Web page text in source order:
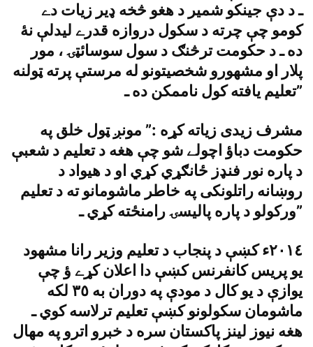
ـ د دې جينکو شمير د هغو څخه ډير زيات دے
کومو چې چرته د سکول دروازه قدرے ليدلې نۀ
ده ـ د حکومت ترڅنګ د سول سوسائټۍ ، مور
پلار او مشهورو شخصيتونو له مرستې پرته ټولنه
تعليم يافته کول ناممکن ده ـ”
مشرف زيدى زياته کړه :” مونږ ټول خلق په
حکومت دباؤ اچولے شو چې هغه د تعليم د شعبې
د پاره نور فنډز ځانګړي کړي او د هيواد د
روښانه راتلونکى په خاطر ماشومانو ته د تعليم
ورکولو د پاره پاليسۍ رامنځته کړي ـ”
٢٠١٤ء کښې د پنجاب د تعليم وزير رانا مشهود
يو پريس کانفرنس کښې دا اعلان کړے ؤ چې
يوازې د يو کال د مودې په دوران به ٣٥ لکه
ماشومان سکولونو کښې تعليم ترلاسه کوي ـ
هغه نيوز لينز پاکستان سره د خبرو اترو په مهال